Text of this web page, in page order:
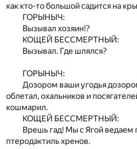
как кто-то большой садится на
ГОРЫНЫЧ:
Вызывал хозяин!?
КОЩЕЙ БЕССМЕРТНЫЙ:
Вызывал. Где шлялся?
ГОРЫНЫЧ:
Дозором ваши угодья
облетал, охальников и
кошмарил.
КОЩЕЙ БЕССМЕРТНЫЙ:
Врешь гад! Мы с Ягой ведаем
птеродактиль хренов.